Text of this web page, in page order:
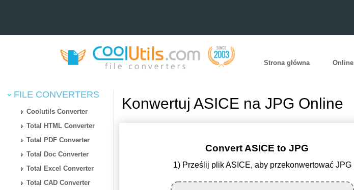
Strona główna Online
FILE CONVERTERS
Coolutils Converter
Total HTML Converter
Total PDF Converter
Total Doc Converter
Total Excel Converter
Total CAD Converter
Konwertuj ASICE na JPG Online
Convert ASICE to JPG
1) Prześlij plik ASICE, aby przekonwertować JPG